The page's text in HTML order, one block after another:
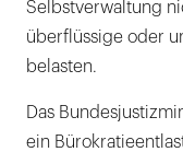
Selbstverwaltung
überflüssige oder
belasten.
Das
ein